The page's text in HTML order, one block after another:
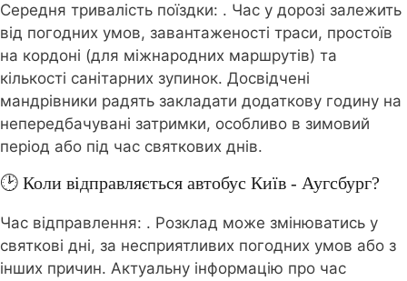
Середня тривалість поїздки: . Час у дорозі залежить
від погодних умов, завантаженості траси, простоїв
на кордоні (для міжнародних маршрутів) та
кількості санітарних зупинок. Досвідчені
мандрівники радять закладати додаткову годину на
непередбачувані затримки, особливо в зимовий
період або під час святкових днів.
🕑 Коли відправляється автобус Київ - Аугсбург?
Час відправлення: . Розклад може змінюватись у
святкові дні, за несприятливих погодних умов або з
інших причин. Актуальну інформацію про час